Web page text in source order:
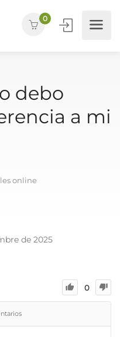
0
debo
a mi
online
de 2025
0